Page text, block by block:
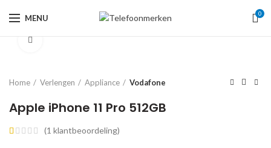
MENU 0
Home Verlengen Appliance Vodafone
Apple iPhone 11 Pro 512GB
(1 klantbeoordeling)